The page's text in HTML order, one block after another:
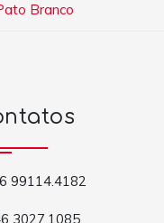
Branco
99114.4182
3027.1085